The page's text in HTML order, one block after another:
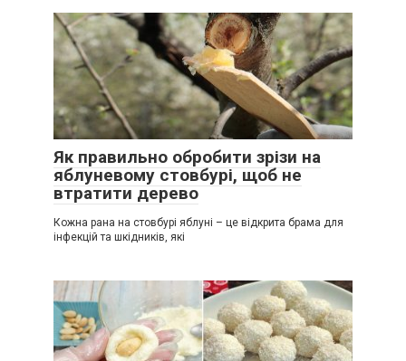
Як правильно обробити зрізи на
яблуневому стовбурі, щоб не
втратити дерево
Кожна рана на стовбурі яблуні – це відкрита брама для
інфекцій та шкідників, які